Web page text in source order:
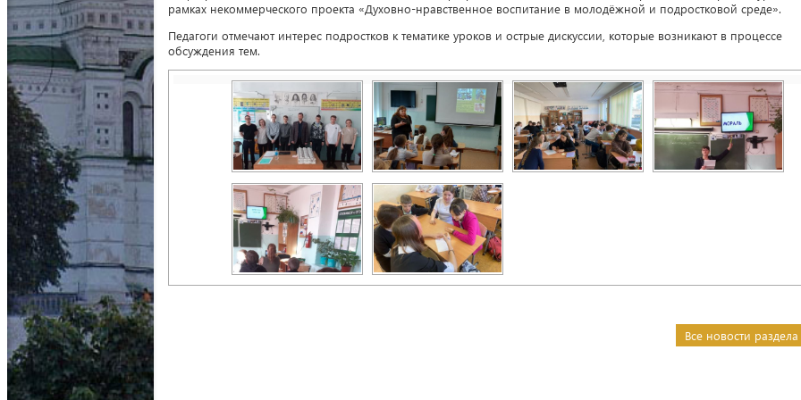
рамках некоммерческого проекта «Духовно-нравственное воспитание в молодёжной и подростковой среде».
Педагоги отмечают интерес подростков к тематике уроков и острые дискуссии, которые возникают в процессе
обсуждения тем.
Все новости